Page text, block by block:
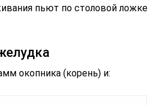
пьют по столовой ложке
окопника (корень) и: